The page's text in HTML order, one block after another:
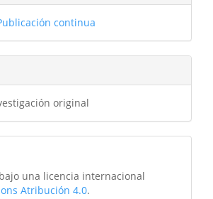
continua
original
una licencia internacional
Atribución 4.0.